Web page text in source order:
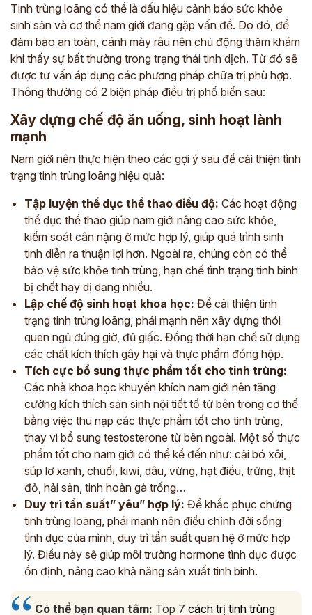
Tinh trùng loãng có thể là dấu hiệu cảnh báo sức khỏe
sinh sản và cơ thể nam giới đang gặp vấn đề. Do đó, để
đảm bảo an toàn, cánh mày râu nên chủ động thăm khám
khi thấy sự bất thường trong trạng thái tinh dịch. Từ đó sẽ
được tư vấn áp dụng các phương pháp chữa trị phù hợp.
Thông thường có 2 biện pháp điều trị phổ biến sau:
Xây dựng chế độ ăn uống, sinh hoạt lành
mạnh
Nam giới nên thực hiện theo các gợi ý sau để cải thiện tình
trạng tinh trùng loãng hiệu quả:
Tập luyện thể dục thể thao điều độ: Các hoạt động
thể dục thể thao giúp nam giới nâng cao sức khỏe,
kiểm soát cân nặng ở mức hợp lý, giúp quá trình sinh
tinh diễn ra thuận lợi hơn. Ngoài ra, chúng còn có thể
bảo vệ sức khỏe tinh trùng, hạn chế tình trạng tinh binh
bị chết hay dị dạng nhiều.
Lập chế độ sinh hoạt khoa học: Để cải thiện tình
trạng tinh trùng loãng, phái mạnh nên xây dựng thói
quen ngủ đúng giờ, đủ giấc. Đồng thời hạn chế sử dụng
các chất kích thích gây hại và thực phẩm đóng hộp.
Tích cực bổ sung thực phẩm tốt cho tinh trùng:
Các nhà khoa học khuyến khích nam giới nên tăng
cường kích thích sản sinh nội tiết tố từ bên trong cơ thể
bằng việc thu nạp các thực phẩm tốt cho tinh trùng,
thay vì bổ sung testosterone từ bên ngoài. Một số thực
phẩm tốt cho nam giới có thể kể đến như: cải bó xôi,
súp lơ xanh, chuối, kiwi, dâu, vừng, hạt điều, trứng, thịt
đỏ, hải sản, tinh hoàn gà trống…
Duy trì tần suất” yêu” hợp lý: Để khắc phục chứng
tinh trùng loãng, phái mạnh nên điều chỉnh đời sống
tình dục của mình, duy trì tần suất quan hệ ở mức hợp
lý. Điều này sẽ giúp môi trường hormone tình dục được
ổn định, nâng cao khả năng sản xuất tinh binh.
Có thể bạn quan tâm: Top 7 cách trị tinh trùng